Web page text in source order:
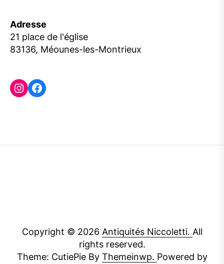
Adresse
21 place de l'église
83136, Méounes-les-Montrieux
Instagram
Facebook
Copyright © 2026 Antiquités Niccoletti. All
rights reserved.
Theme: CutiePie By Themeinwp. Powered by